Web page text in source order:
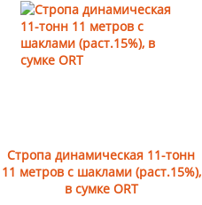
Стропа динамическая 11-тонн
11 метров с шаклами (раст.15%),
в сумке ORT